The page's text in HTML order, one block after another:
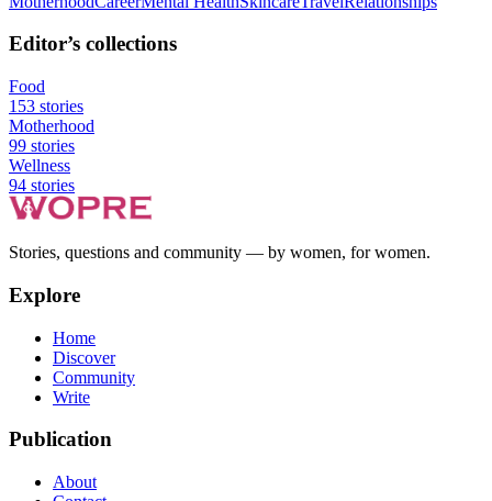
Editor’s collections
Food
153 stories
Motherhood
99 stories
Wellness
94 stories
Stories, questions and community — by women, for women.
Explore
Home
Discover
Community
Write
Publication
About